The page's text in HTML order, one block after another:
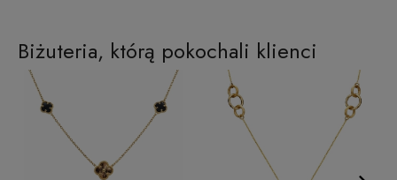
Biżuteria, którą pokochali klienci